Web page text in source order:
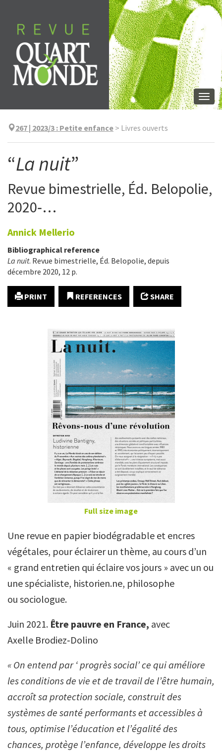
content
267 | 2023/3 : Petite enfance > Livres ouverts
“La nuit”
Revue bimestrielle, Éd. Belopolie,
2020‑…
Annick Mellerio
Bibliographical reference
La nuit. Revue bimestrielle, Éd. Belopolie, depuis
décembre 2020, 12 p.
PRINT REFERENCES SHARE
Full size image
Une revue en papier biodégradable et encres
végétales, pour éclairer un thème, au cours d’un
« grand entretien qui éclaire vos jours » avec un ou
une spécialiste, historien.ne, philosophe
ou sociologue.
Juin 2021. Être pauvre en France, avec
Axelle Brodiez‑Dolino
« On entend par ‘ progrès social’ ce qui améliore
les conditions de vie et de travail de l’être humain,
accroît sa protection sociale, construit des
systèmes de santé performants et accessibles à
tous, optimise l’éducation et l’égalité des
chances, protège l’enfance, développe les droits